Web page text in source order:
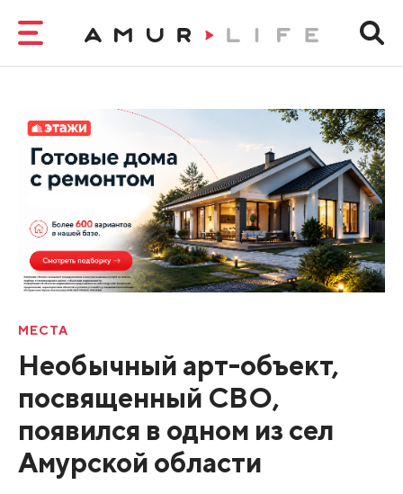
МЕСТА
Необычный арт-объект,
посвященный СВО,
появился в одном из сел
Амурской области